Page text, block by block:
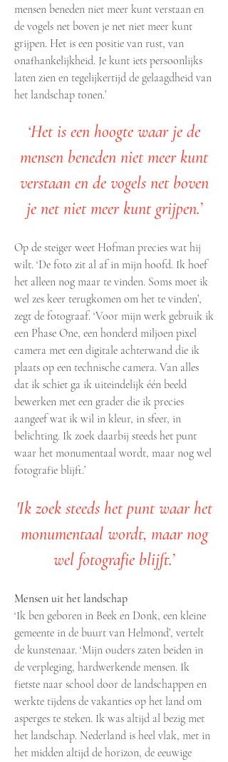
mensen beneden niet meer kunt verstaan en
de vogels net boven je net niet meer kunt
grijpen. Het is een positie van rust, van
onafhankelijkheid. Je kunt iets persoonlijks
laten zien en tegelijkertijd de gelaagdheid van
het landschap tonen.’
‘Het is een hoogte waar je de
mensen beneden niet meer kunt
verstaan en de vogels net boven
je net niet meer kunt grijpen.’
Op de steiger weet Hofman precies wat hij
wilt. ‘De foto zit al af in mijn hoofd. Ik hoef
het alleen nog maar te vinden. Soms moet ik
wel zes keer terugkomen om het te vinden’,
zegt de fotograaf. ‘Voor mijn werk gebruik ik
een Phase One, een honderd miljoen pixel
camera met een digitale achterwand die ik
plaats op een technische camera. Van alles
dat ik schiet ga ik uiteindelijk één beeld
bewerken met een grader die ik precies
aangeef wat ik wil in kleur, in sfeer, in
belichting. Ik zoek daarbij steeds het punt
waar het monumentaal wordt, maar nog wel
fotografie blijft.’
'Ik zoek steeds het punt waar het
monumentaal wordt, maar nog
wel fotografie blijft.’
Mensen uit het landschap
‘Ik ben geboren in Beek en Donk, een kleine
gemeente in de buurt van Helmond’, vertelt
de kunstenaar. ‘Mijn ouders zaten beiden in
de verpleging, hardwerkende mensen. Ik
fietste naar school door de landschappen en
werkte tijdens de vakanties op het land om
asperges te steken. Ik was altijd al bezig met
het landschap. Nederland is heel vlak, met in
het midden altijd de horizon, de eeuwige